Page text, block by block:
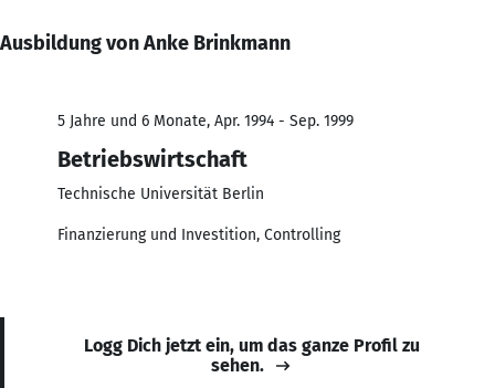
Ausbildung von Anke Brinkmann
5 Jahre und 6 Monate, Apr. 1994 - Sep. 1999
Betriebswirtschaft
Technische Universität Berlin
Finanzierung und Investition, Controlling
Logg Dich jetzt ein, um das ganze Profil zu
sehen.